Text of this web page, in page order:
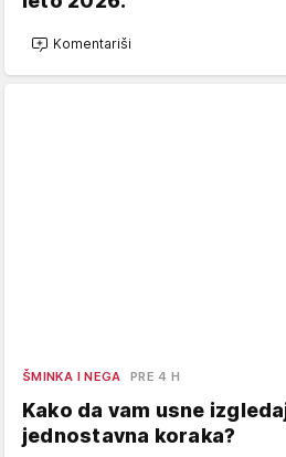
Komentariši
ŠMINKA I NEGA PRE 4 H
Kako da vam usne
jednostavna koraka?